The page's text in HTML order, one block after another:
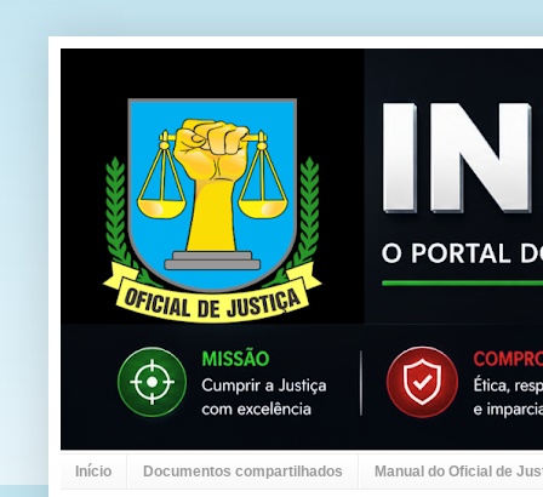
Início Documentos compartilhados Manual do Oficial de